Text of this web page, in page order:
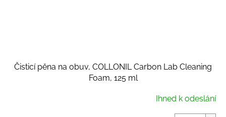
Čisticí pěna na obuv, COLLONIL Carbon Lab Cleaning
Foam, 125 ml
Ihned k odeslání